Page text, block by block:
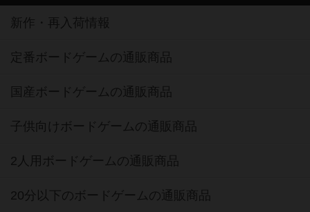
新作・再入荷情報
定番ボードゲームの通販商品
国産ボードゲームの通販商品
子供向けボードゲームの通販商品
2人用ボードゲームの通販商品
20分以下のボードゲームの通販商品